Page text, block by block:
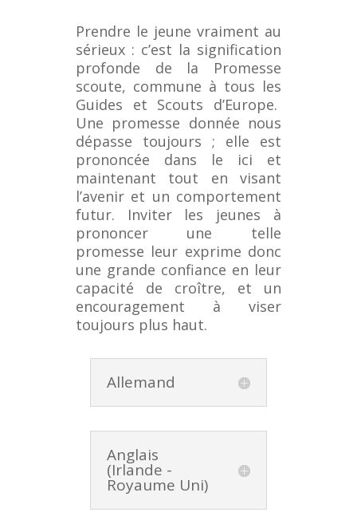
Prendre le jeune vraiment au
sérieux : c’est la signification
profonde de la Promesse
scoute, commune à tous les
Guides et Scouts d’Europe.
Une promesse donnée nous
dépasse toujours ; elle est
prononcée dans le ici et
maintenant tout en visant
l’avenir et un comportement
futur. Inviter les jeunes à
prononcer une telle
promesse leur exprime donc
une grande confiance en leur
capacité de croître, et un
encouragement à viser
toujours plus haut.
Allemand
Anglais
(Irlande -
Royaume Uni)